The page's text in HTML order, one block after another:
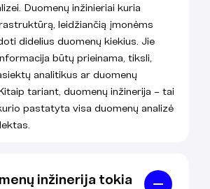
Duomenų inžinieriai kuria
leidžiančią įmonėms
didelius duomenų kiekius. Jie
būtų prieinama, tiksli,
analitikus ar duomenų
tariant, duomenų inžinerija – tai
pastatyta visa duomenų analizė
inžinerija tokia